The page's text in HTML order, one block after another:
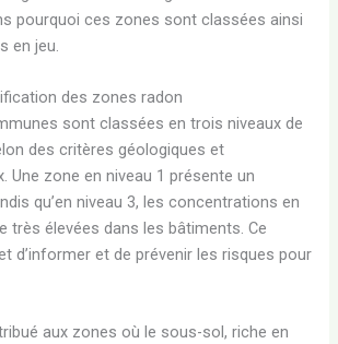
pourquoi ces zones sont classées ainsi
en jeu.
des zones radon
sont classées en trois niveaux de
des critères géologiques et
Une zone en niveau 1 présente un
qu’en niveau 3, les concentrations en
très élevées dans les bâtiments. Ce
d’informer et de prévenir les risques pour
aux zones où le sous-sol, riche en